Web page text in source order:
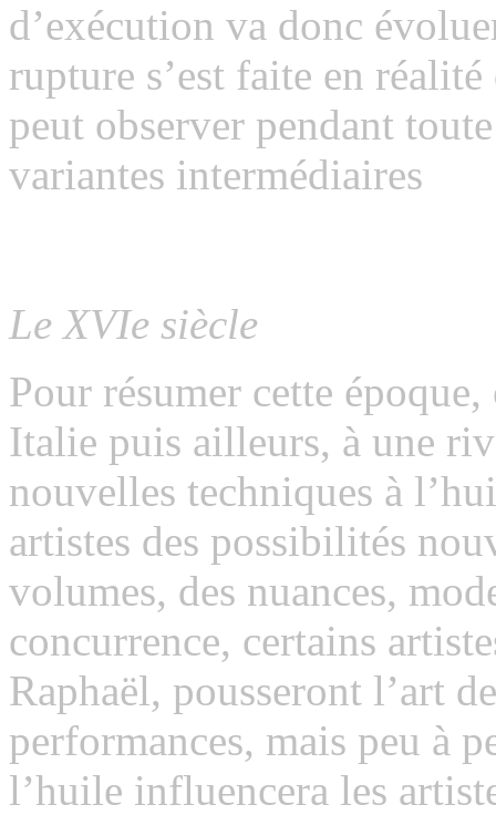
d’exécution va donc
rupture s’est faite en
peut observer pendant
variantes intermédiaires
Le XVIe siècle
Pour résumer cette
Italie puis ailleurs, à une
nouvelles techniques à
artistes des possibilités
volumes, des nuances,
concurrence, certains
Raphaël, pousseront l’art
performances, mais peu à
l’huile influencera les